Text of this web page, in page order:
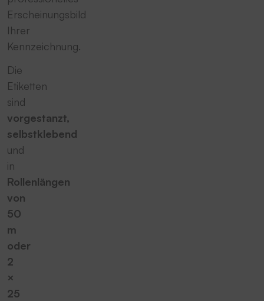
Erscheinungsbild
Ihrer
Kennzeichnung.
Die
Etiketten
sind
vorgestanzt,
selbstklebend
und
in
Rollenlängen
von
50
m
oder
2
×
25